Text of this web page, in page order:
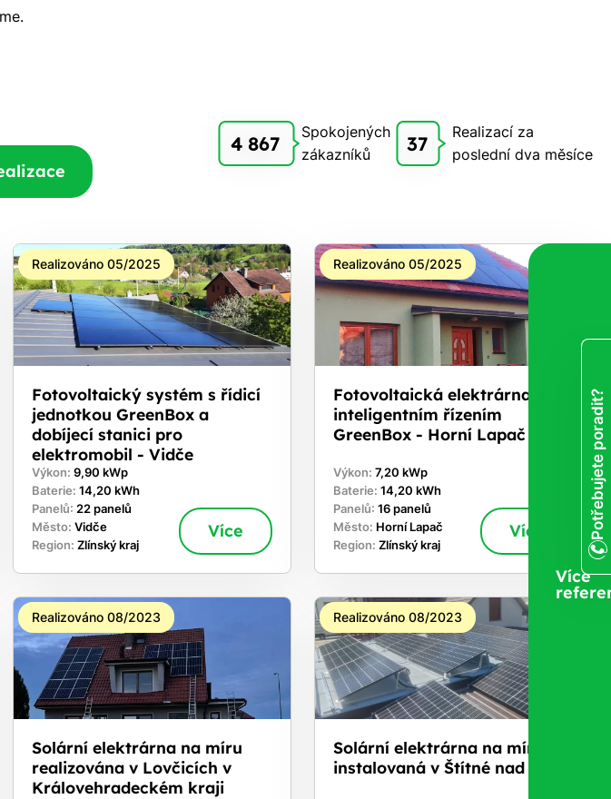
4 867
Spokojených
zákazníků
37
Realizací za
poslední dva měsíce
Realizováno 05/2025
Fotovoltaický systém s řídicí
jednotkou GreenBox a
dobíjecí stanici pro
elektromobil - Vidče
Výkon: 9,90 kWp
Baterie: 14,20 kWh
Panelů: 22 panelů
Město: Vidče
Region: Zlínský kraj
Více
Realizováno 05/2025
Fotovoltaická elektrárna s
inteligentním řízením
GreenBox - Horní Lapač
Výkon: 7,20 kWp
Baterie: 14,20 kWh
Panelů: 16 panelů
Město: Horní Lapač
Region: Zlínský kraj
Více
Realizováno 08/2023
Solární elektrárna na míru
realizována v Lovčicích v
Královehradeckém kraji
Realizováno 08/2023
Solární elektrárna na míru
instalovaná v Štítné nad Vláří
Více
Potřebujete poradit?